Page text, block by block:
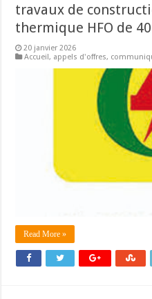
travaux de
thermique HFO de
20 janvier 2026
Accueil, appels d'offres,
Read More »